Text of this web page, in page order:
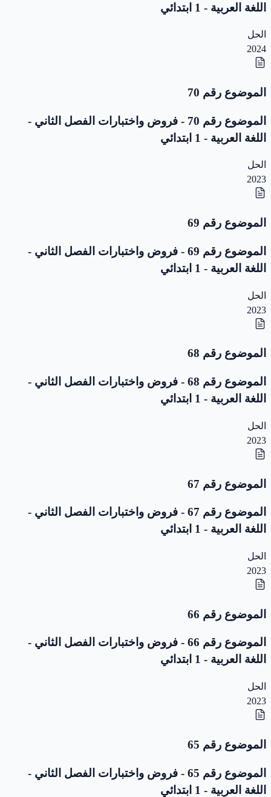
اللغة العربية - 1 ابتدائي
الحل
2024
الموضوع رقم 70
الموضوع رقم 70 - فروض واختبارات الفصل الثاني -
اللغة العربية - 1 ابتدائي
الحل
2023
الموضوع رقم 69
الموضوع رقم 69 - فروض واختبارات الفصل الثاني -
اللغة العربية - 1 ابتدائي
الحل
2023
الموضوع رقم 68
الموضوع رقم 68 - فروض واختبارات الفصل الثاني -
اللغة العربية - 1 ابتدائي
الحل
2023
الموضوع رقم 67
الموضوع رقم 67 - فروض واختبارات الفصل الثاني -
اللغة العربية - 1 ابتدائي
الحل
2023
الموضوع رقم 66
الموضوع رقم 66 - فروض واختبارات الفصل الثاني -
اللغة العربية - 1 ابتدائي
الحل
2023
الموضوع رقم 65
الموضوع رقم 65 - فروض واختبارات الفصل الثاني -
اللغة العربية - 1 ابتدائي